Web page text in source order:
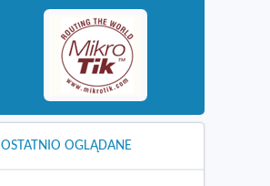
OSTATNIO OGLĄDANE